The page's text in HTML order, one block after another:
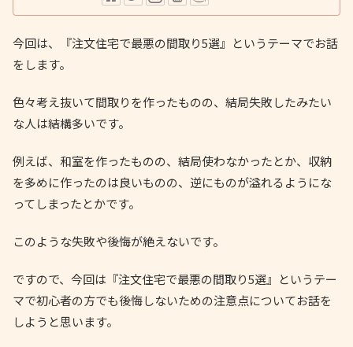
今回は、『注文住宅で最悪の間取り5選』というテーマでお話
をします。
色々考え抜いて間取りを作ったものの、結局失敗したみたい
な人は結構多いです。
例えば、和室を作ったものの、結局使わなかったとか、収納
を多めに作ったのは良いものの、逆にものが溢れるようにな
ってしまったとかです。
このような失敗や後悔が絶えないです。
ですので、今回は『注文住宅で最悪の間取り5選』というテー
マで初心者の方でも後悔しないための注意点についてお話を
しようと思います。